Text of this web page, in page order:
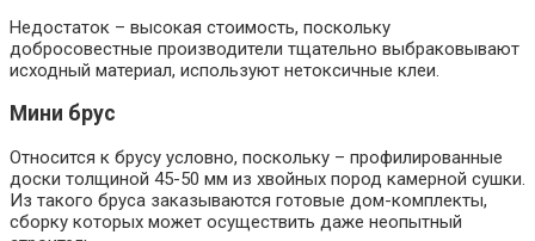
Недостаток – высокая стоимость, поскольку
добросовестные производители тщательно выбраковывают
исходный материал, используют нетоксичные клеи.
Мини брус
Относится к брусу условно, поскольку – профилированные
доски толщиной 45-50 мм из хвойных пород камерной сушки.
Из такого бруса заказываются готовые дом-комплекты,
сборку которых может осуществить даже неопытный